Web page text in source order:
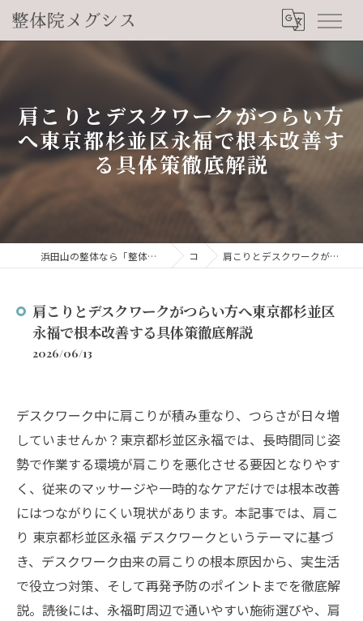
肩こりとデスクワークがつらい方
へ東京都杉並区永福で根本改善す
る具体策徹底解説
浜田山の整体なら「整体院メグシス」肩こり・腰痛・自律神経の悩みを睡眠から改善 コラム 肩こりとデスクワークがつらい方へ東京都杉並区永福で根本改善する具体策徹底解説
肩こりとデスクワークがつらい方へ東京都杉並区
永福で根本改善する具体策徹底解説
2026/06/13
デスクワーク中に肩こりが積み重なり、つらさが日々増
していませんか？東京都杉並区永福では、長時間同じ姿
勢で作業する環境が肩こりを悪化させる要因となりやす
く、従来のマッサージや一時的なケアだけでは根本改善
にはつながりにくい現状があります。本記事では、肩こ
り 東京都杉並区永福 デスクワークというテーマに基づ
き、デスクワーク由来の肩こりの根本原因から、実生活
で役立つ対策、そして再発予防のポイントまでを徹底解
説。読後には、永福町周辺で通いやすい施術選びや、肩